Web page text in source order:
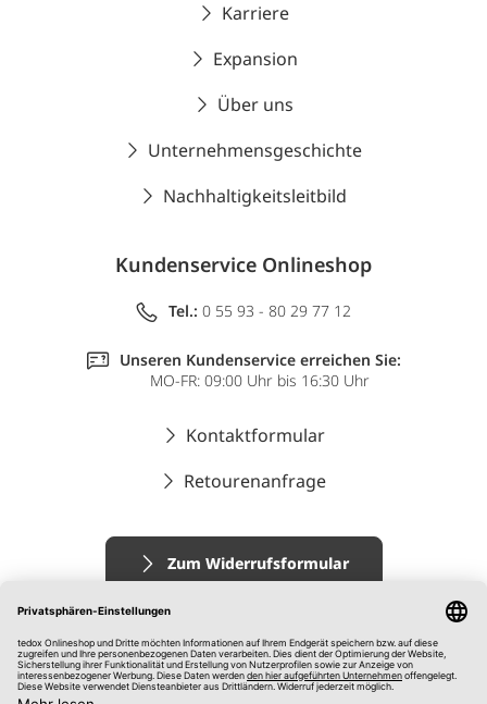
Karriere
Expansion
Über uns
Unternehmensgeschichte
Nachhaltigkeitsleitbild
Kundenservice Onlineshop
Tel.: 0 55 93 - 80 29 77 12
Unseren Kundenservice erreichen Sie:
MO-FR: 09:00 Uhr bis 16:30 Uhr
Kontaktformular
Retourenanfrage
Zum Widerrufsformular
Impressum
AGB